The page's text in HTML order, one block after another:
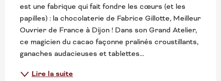
est une fabrique qui fait fondre les cœurs (et les
papilles) : la chocolaterie de Fabrice Gillotte, Meilleur
Ouvrier de France à Dijon ! Dans son Grand Atelier,
ce magicien du cacao façonne pralinés croustillants,
ganaches audacieuses et tablettes...
Lire la suite